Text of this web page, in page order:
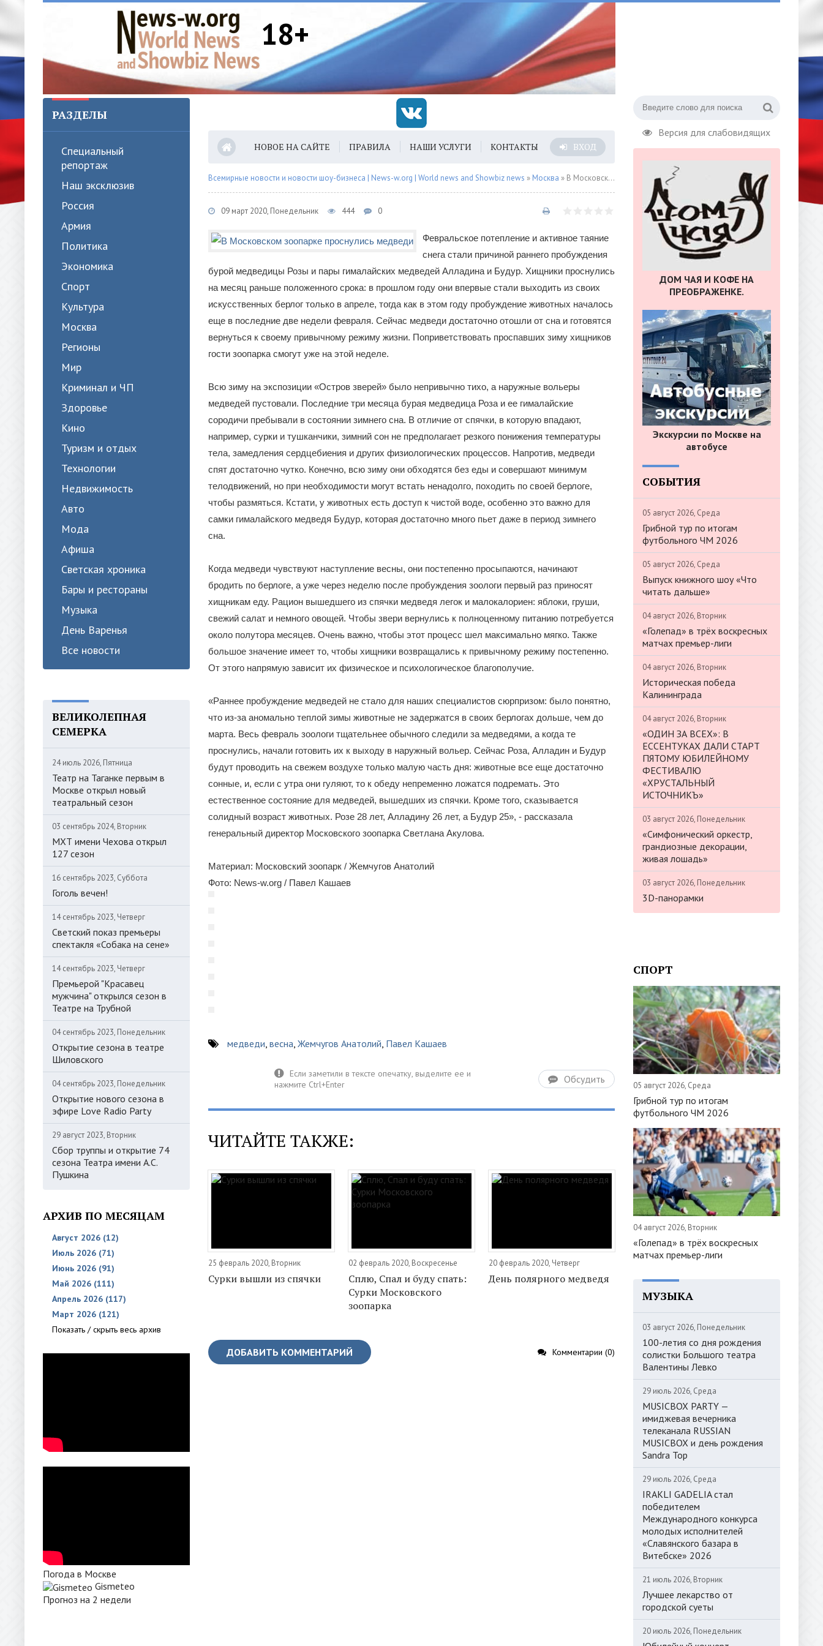
18+
Версия для слабовидящих
РАЗДЕЛЫ
Специальный
репортаж
Наш эксклюзив
Россия
Армия
Политика
Экономика
Спорт
Культура
Москва
Регионы
Мир
Криминал и ЧП
Здоровье
Кино
Туризм и отдых
Технологии
Недвижимость
Авто
Мода
Афиша
Светская хроника
Бары и рестораны
Музыка
День Варенья
Все новости
ВЕЛИКОЛЕПНАЯ
СЕМЕРКА
24 июль 2026, Пятница
Театр на Таганке первым в
Москве открыл новый
театральный сезон
03 сентябрь 2024, Вторник
МХТ имени Чехова открыл
127 сезон
16 сентябрь 2023, Суббота
Гоголь вечен!
14 сентябрь 2023, Четверг
Светский показ премьеры
спектакля «Собака на сене»
14 сентябрь 2023, Четверг
Премьерой "Красавец
мужчина" открылся сезон в
Театре на Трубной
04 сентябрь 2023, Понедельник
Открытие сезона в театре
Шиловского
04 сентябрь 2023, Понедельник
Открытие нового сезона в
эфире Love Radio Party
29 август 2023, Вторник
Сбор труппы и открытие 74
сезона Театра имени А.С.
Пушкина
АРХИВ ПО МЕСЯЦАМ
Август 2026 (12)
Июль 2026 (71)
Июнь 2026 (91)
Май 2026 (111)
Апрель 2026 (117)
Март 2026 (121)
Показать / скрыть весь архив
Погода в Москве
Gismeteo
Прогноз на 2 недели
НОВОЕ НА САЙТЕ ПРАВИЛА НАШИ УСЛУГИ КОНТАКТЫ ВХОД
Всемирные новости и новости шоу-бизнеса | News-w.org | World news and Showbiz news » Москва » В Московском зоопарке проснулись медведи
09 март 2020, Понедельник 444 0
Февральское потепление и активное таяние
снега стали причиной раннего пробуждения
бурой медведицы Розы и пары гималайских медведей Алладина и Будур. Хищники проснулись
на месяц раньше положенного срока: в прошлом году они впервые стали выходить из своих
искусственных берлог только в апреле, тогда как в этом году пробуждение животных началось
еще в последние две недели февраля. Сейчас медведи достаточно отошли от сна и готовятся
вернуться к своему привычному режиму жизни. Поприветствовать проспавших зиму хищников
гости зоопарка смогут уже на этой неделе.
Всю зиму на экспозиции «Остров зверей» было непривычно тихо, а наружные вольеры
медведей пустовали. Последние три месяца бурая медведица Роза и ее гималайские
сородичи пребывали в состоянии зимнего сна. В отличие от спячки, в которую впадают,
например, сурки и тушканчики, зимний сон не предполагает резкого понижения температуры
тела, замедления сердцебиения и других физиологических процессов. Напротив, медведи
спят достаточно чутко. Конечно, всю зиму они обходятся без еды и совершают минимум
телодвижений, но при необходимости могут встать ненадолго, походить по своей берлоге,
чтобы размяться. Кстати, у животных есть доступ к чистой воде, особенно это важно для
самки гималайского медведя Будур, которая достаточно много пьет даже в период зимнего
сна.
Когда медведи чувствуют наступление весны, они постепенно просыпаются, начинают
бродить по берлоге, а уже через неделю после пробуждения зоологи первый раз приносят
хищникам еду. Рацион вышедшего из спячки медведя легок и малокалориен: яблоки, груши,
свежий салат и немного овощей. Чтобы звери вернулись к полноценному питанию потребуется
около полутора месяцев. Очень важно, чтобы этот процесс шел максимально мягко. Также
большое значение имеет то, чтобы хищники возвращались к привычному режиму постепенно.
От этого напрямую зависит их физическое и психологическое благополучие.
«Раннее пробуждение медведей не стало для наших специалистов сюрпризом: было понятно,
что из-за аномально теплой зимы животные не задержатся в своих берлогах дольше, чем до
марта. Весь февраль зоологи тщательнее обычного следили за медведями, а когда те
проснулись, начали готовить их к выходу в наружный вольер. Сейчас Роза, Алладин и Будур
будут проводить на свежем воздухе только малую часть дня: животные все еще достаточно
сонные, и, если с утра они гуляют, то к обеду непременно ложатся подремать. Это
естественное состояние для медведей, вышедших из спячки. Кроме того, сказывается
солидный возраст животных. Розе 28 лет, Алладину 26 лет, а Будур 25», - рассказала
генеральный директор Московского зоопарка Светлана Акулова.
Материал: Московский зоопарк / Жемчугов Анатолий
Фото: News-w.org / Павел Кашаев
медведи, весна, Жемчугов Анатолий, Павел Кашаев
Обсудить
ЧИТАЙТЕ ТАКЖЕ:
25 февраль 2020, Вторник
Сурки вышли из спячки
02 февраль 2020, Воскресенье
Сплю, Спал и буду спать:
Сурки Московского
зоопарка
20 февраль 2020, Четверг
День полярного медведя
ДОБАВИТЬ КОММЕНТАРИЙ Комментарии (0)
ДОМ ЧАЯ И КОФЕ НА
ПРЕОБРАЖЕНКЕ.
Экскурсии по Москве на
автобусе
СОБЫТИЯ
05 август 2026, Среда
Грибной тур по итогам
футбольного ЧМ 2026
05 август 2026, Среда
Выпуск книжного шоу «Что
читать дальше»
04 август 2026, Вторник
«Голепад» в трёх воскресных
матчах премьер-лиги
04 август 2026, Вторник
Историческая победа
Калининграда
04 август 2026, Вторник
«ОДИН ЗА ВСЕХ»: В
ЕССЕНТУКАХ ДАЛИ СТАРТ
ПЯТОМУ ЮБИЛЕЙНОМУ
ФЕСТИВАЛЮ
«ХРУСТАЛЬНЫЙ
ИСТОЧНИКЪ»
03 август 2026, Понедельник
«Симфонический оркестр,
грандиозные декорации,
живая лошадь»
03 август 2026, Понедельник
3D-панорамки
СПОРТ
05 август 2026, Среда
Грибной тур по итогам
футбольного ЧМ 2026
04 август 2026, Вторник
«Голепад» в трёх воскресных
матчах премьер-лиги
МУЗЫКА
03 август 2026, Понедельник
100-летия со дня рождения
солистки Большого театра
Валентины Левко
29 июль 2026, Среда
MUSICBOX PARTY —
имиджевая вечерника
телеканала RUSSIAN
MUSICBOX и день рождения
Sandra Top
29 июль 2026, Среда
IRAKLI GADELIA стал
победителем
Международного конкурса
молодых исполнителей
«Славянского базара в
Витебске» 2026
21 июль 2026, Вторник
Лучшее лекарство от
городской суеты
20 июль 2026, Понедельник